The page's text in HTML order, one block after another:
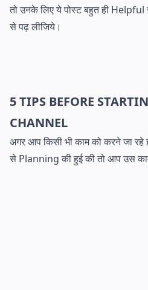
तो उनके लिए ये पोस्ट बहुत ही Helpful
से पढ़ लीजिये।
5 TIPS BEFORE
CHANNEL
अगर आप किसी भी काम को करने जा
से Planning की हुई की तो आप उस